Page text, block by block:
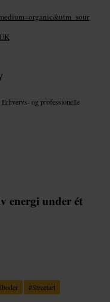
Erhvervs- og professionelle
energi under ét
#Streetart